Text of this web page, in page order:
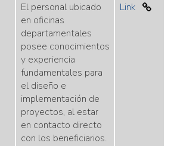
El personal ubicado
en oficinas
departamentales
posee conocimientos
y experiencia
fundamentales para
el diseño e
implementación de
proyectos, al estar
en contacto directo
con los beneficiarios.
Link